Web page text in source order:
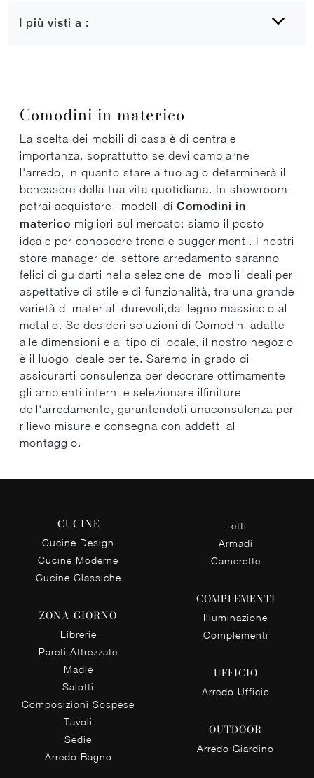
I più visti a :
Comodini in materico
La scelta dei mobili di casa è di centrale
importanza, soprattutto se devi cambiarne
l'arredo, in quanto stare a tuo agio determinerà il
benessere della tua vita quotidiana. In showroom
potrai acquistare i modelli di Comodini in
materico migliori sul mercato: siamo il posto
ideale per conoscere trend e suggerimenti. I nostri
store manager del settore arredamento saranno
felici di guidarti nella selezione dei mobili ideali per
aspettative di stile e di funzionalità, tra una grande
varietà di materiali durevoli,dal legno massiccio al
metallo. Se desideri soluzioni di Comodini adatte
alle dimensioni e al tipo di locale, il nostro negozio
è il luogo ideale per te. Saremo in grado di
assicurarti consulenza per decorare ottimamente
gli ambienti interni e selezionare ilfiniture
dell'arredamento, garantendoti unaconsulenza per
rilievo misure e consegna con addetti al
montaggio.
CUCINE
Cucine Design
Cucine Moderne
Cucine Classiche
ZONA GIORNO
Librerie
Pareti Attrezzate
Madie
Salotti
Composizioni Sospese
Tavoli
Sedie
Arredo Bagno
Letti
Armadi
Camerette
COMPLEMENTI
Illuminazione
Complementi
UFFICIO
Arredo Ufficio
OUTDOOR
Arredo Giardino